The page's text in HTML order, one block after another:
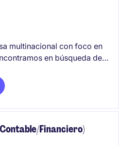
multinacional con foco en
en búsqueda de
Financiero)